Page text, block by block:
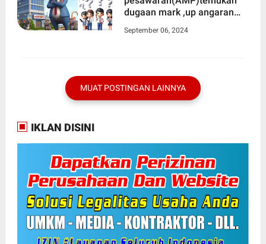
dugaan mark ,up angaran
pesawaran tahun 2023
September 06, 2024
MUAT POSTINGAN LAINNYA
IKLAN DISINI